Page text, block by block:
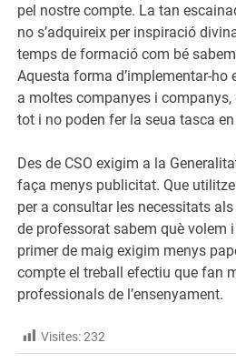
pel nostre compte. La tan
no s’adquireix per inspiració
temps de formació com bé
Aquesta forma d’implementar-ho
a moltes companyes i companys,
tot i no poden fer la seua tasca
Des de CSO exigim a la
faça menys publicitat. Que
per a consultar les necessitats
de professorat sabem què volem
primer de maig exigim menys
compte el treball efectiu que fan
professionals de l’ensenyament.
Visites:232